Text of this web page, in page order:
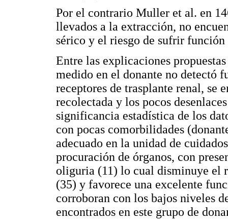
Por el contrario Muller et al. en
llevados a la extracción, no
sérico y el riesgo de sufrir
Entre las explicaciones
medido en el donante no detectó
receptores de trasplante renal, se
recolectada y los pocos
significancia estadística de los
con pocas comorbilidades
adecuado en la unidad de
procuración de órganos, con
oliguria (11) lo cual disminuye el
(35) y favorece una excelente
corroboran con los bajos niveles
encontrados en este grupo de